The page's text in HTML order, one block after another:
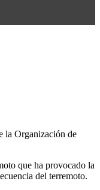
la Organización de
que ha provocado la
del terremoto.